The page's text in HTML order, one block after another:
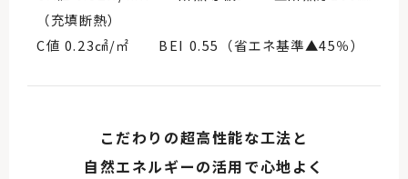
（充填断熱）
C値 0.23㎠/㎡ BEI 0.55（省エネ基準▲45％）
こだわりの超高性能な工法と
自然エネルギーの活用で心地よく